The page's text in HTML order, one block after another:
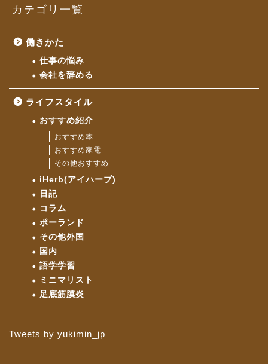
カテゴリ一覧
働きかた
仕事の悩み
会社を辞める
ライフスタイル
おすすめ紹介
おすすめ本
おすすめ家電
その他おすすめ
iHerb(アイハーブ)
日記
コラム
ポーランド
その他外国
国内
語学学習
ミニマリスト
足底筋膜炎
Tweets by yukimin_jp